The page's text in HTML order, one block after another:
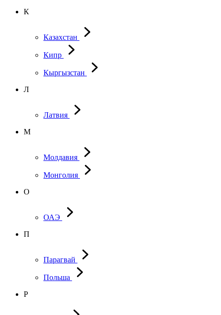
К
Казахстан
Кипр
Кыргызстан
Л
Латвия
М
Молдавия
Монголия
О
ОАЭ
П
Парагвай
Польша
Р